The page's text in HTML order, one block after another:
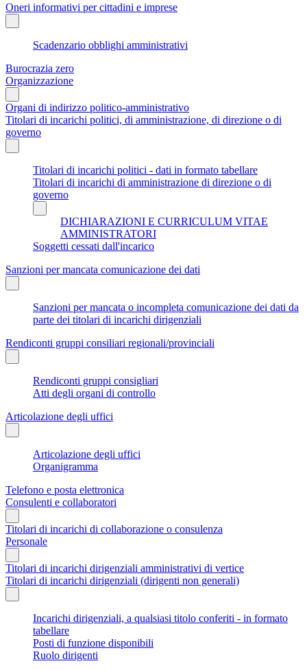
Oneri informativi per cittadini e imprese
Scadenzario obblighi amministrativi
Burocrazia zero
Organizzazione
Organi di indirizzo politico-amministrativo
Titolari di incarichi politici, di amministrazione, di direzione o di
governo
Titolari di incarichi politici - dati in formato tabellare
Titolari di incarichi di amministrazione di direzione o di
governo
DICHIARAZIONI E CURRICULUM VITAE
AMMINISTRATORI
Soggetti cessati dall'incarico
Sanzioni per mancata comunicazione dei dati
Sanzioni per mancata o incompleta comunicazione dei dati da
parte dei titolari di incarichi dirigenziali
Rendiconti gruppi consiliari regionali/provinciali
Rendiconti gruppi consigliari
Atti degli organi di controllo
Articolazione degli uffici
Articolazione degli uffici
Organigramma
Telefono e posta elettronica
Consulenti e collaboratori
Titolari di incarichi di collaborazione o consulenza
Personale
Titolari di incarichi dirigenziali amministrativi di vertice
Titolari di incarichi dirigenziali (dirigenti non generali)
Incarichi dirigenziali, a qualsiasi titolo conferiti - in formato
tabellare
Posti di funzione disponibili
Ruolo dirigenti